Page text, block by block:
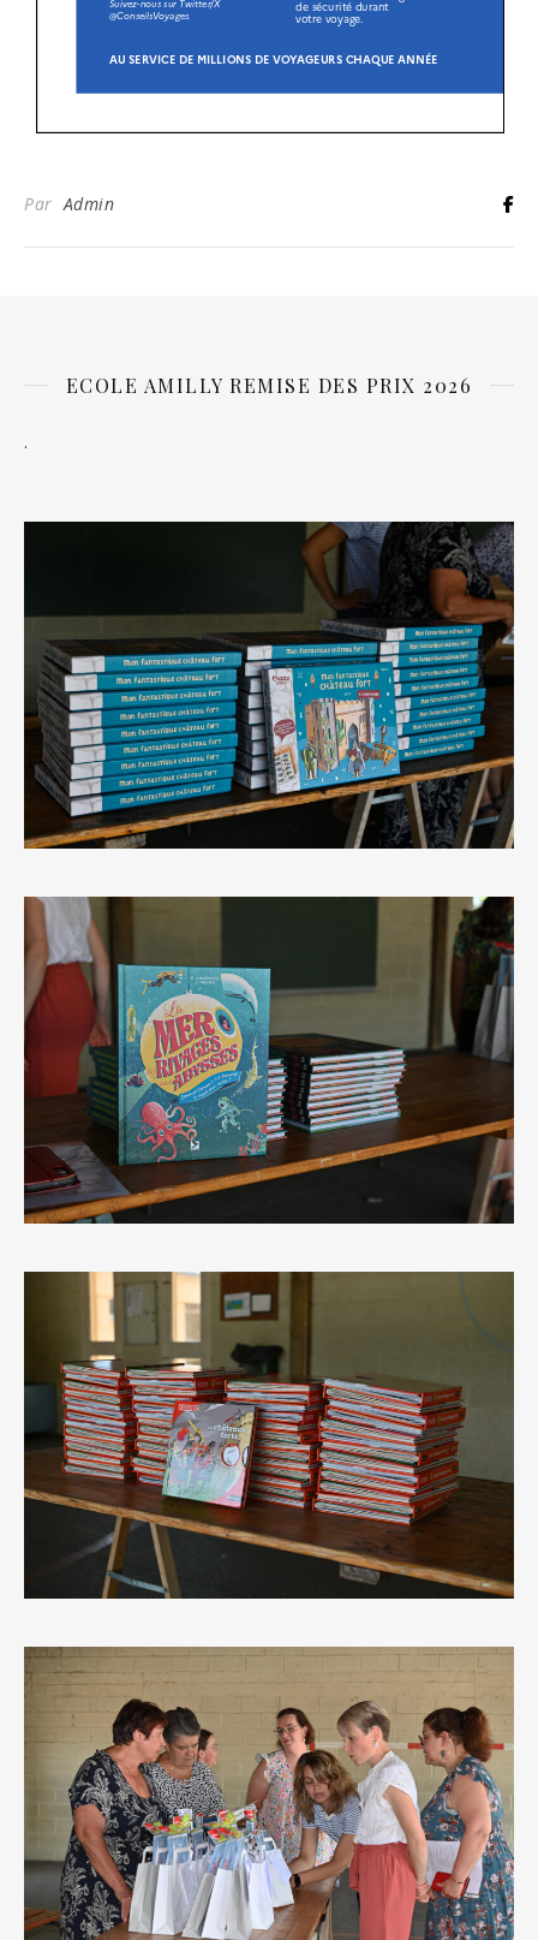
Par Admin
ECOLE AMILLY REMISE DES PRIX 2026
.